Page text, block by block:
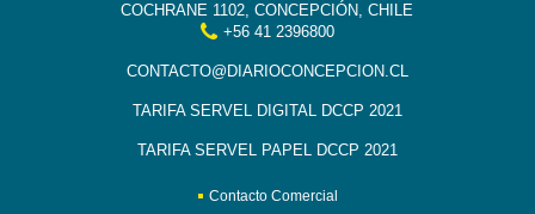
COCHRANE 1102, CONCEPCIÓN, CHILE
+56 41 2396800
CONTACTO@DIARIOCONCEPCION.CL
TARIFA SERVEL DIGITAL DCCP 2021
TARIFA SERVEL PAPEL DCCP 2021
Contacto Comercial